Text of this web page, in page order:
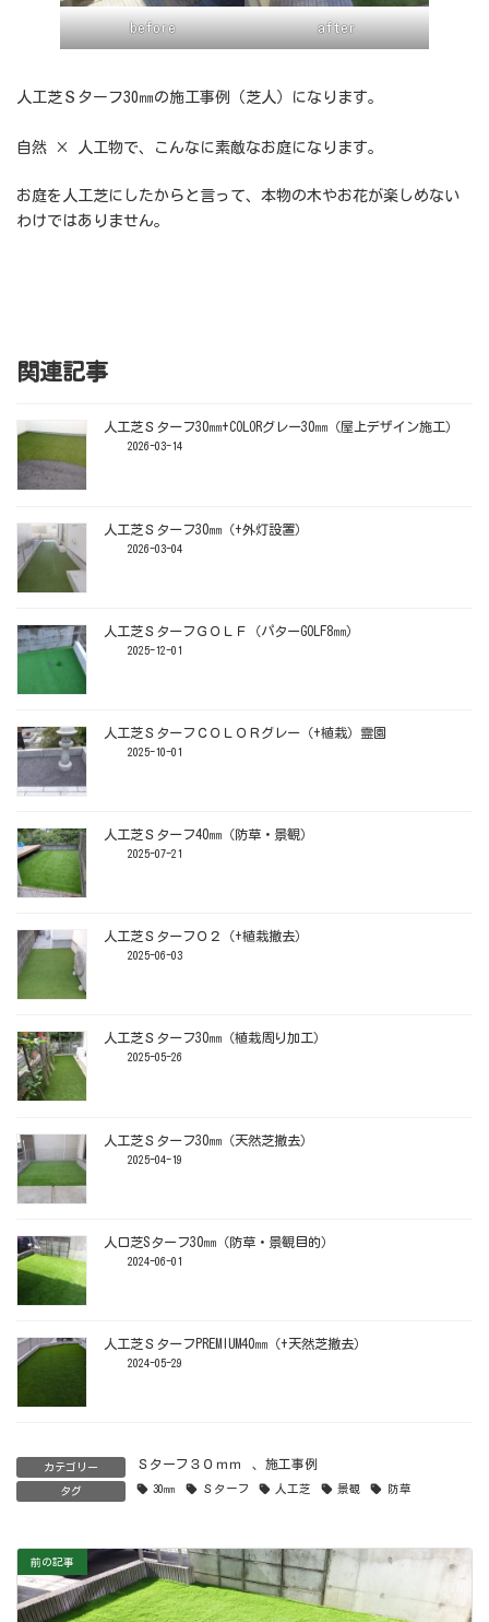
before after
人工芝Ｓターフ30㎜の施工事例（芝人）になります。
自然 × 人工物で、こんなに素敵なお庭になります。
お庭を人工芝にしたからと言って、本物の木やお花が楽しめない
わけではありません。
関連記事
人工芝Ｓターフ30㎜+COLORグレー30㎜（屋上デザイン施工）
2026-03-14
人工芝Ｓターフ30㎜（+外灯設置）
2026-03-04
人工芝ＳターフＧＯＬＦ（パターGOLF8㎜）
2025-12-01
人工芝ＳターフＣＯＬＯＲグレー（+植栽）霊園
2025-10-01
人工芝Ｓターフ40㎜（防草・景観）
2025-07-21
人工芝ＳターフＯ２（+植栽撤去）
2025-06-03
人工芝Ｓターフ30㎜（植栽周り加工）
2025-05-26
人工芝Ｓターフ30㎜（天然芝撤去）
2025-04-19
人口芝Sターフ30㎜（防草・景観目的）
2024-06-01
人工芝ＳターフPREMIUM40㎜（+天然芝撤去）
2024-05-29
カテゴリー Ｓターフ３０ｍｍ 施工事例
タグ 30㎜ Ｓターフ 人工芝 景観 防草
前の記事